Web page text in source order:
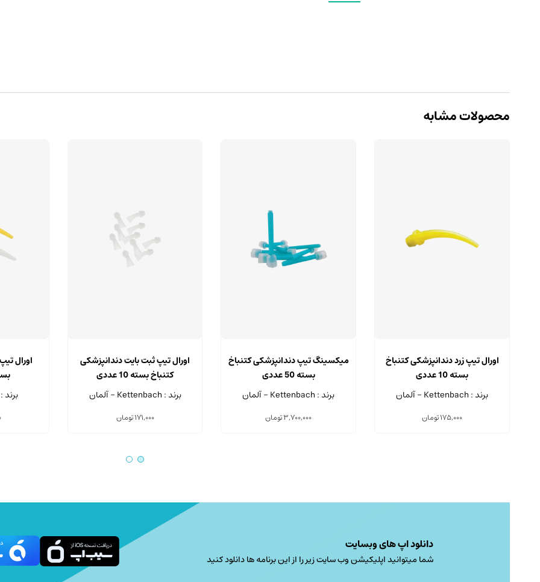
محصولات مشابه
اورال تیپ زرد دندانپزشکی کتنباخ
بسته 10 عددی
برند : Kettenbach - آلمان
175,000تومان
میکسینگ تیپ دندانپزشکی کتنباخ
بسته 50 عددی
برند : Kettenbach - آلمان
3,700,000تومان
اورال تیپ ثبت بایت دندانپزشکی
کتنباخ بسته 10 عددی
برند : Kettenbach - آلمان
171,000تومان
اورال
بسته
برند : Cotisen - چین
دانلود اپ های وبسایت
شما میتوانید اپلیکیشن وب سایت زیر را از این برنامه ها دانلود کنید